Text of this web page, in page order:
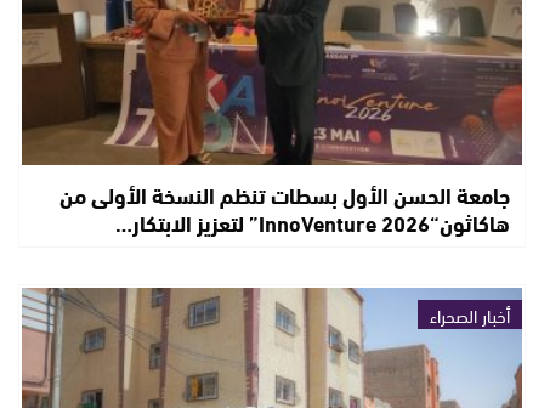
جامعة الحسن الأول بسطات تنظم النسخة الأولى من
هاكاثون“InnoVenture 2026” لتعزيز الابتكار…
أخبار الصحراء